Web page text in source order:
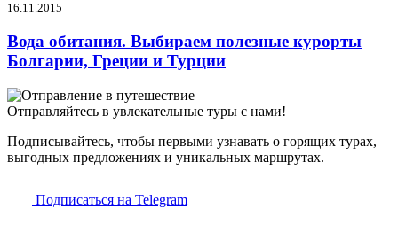
16.11.2015
Вода обитания. Выбираем полезные курорты
Болгарии, Греции и Турции
Отправляйтесь в увлекательные туры с нами!
Подписывайтесь, чтобы первыми узнавать о горящих турах,
выгодных предложениях и уникальных маршрутах.
Подписаться на Telegram